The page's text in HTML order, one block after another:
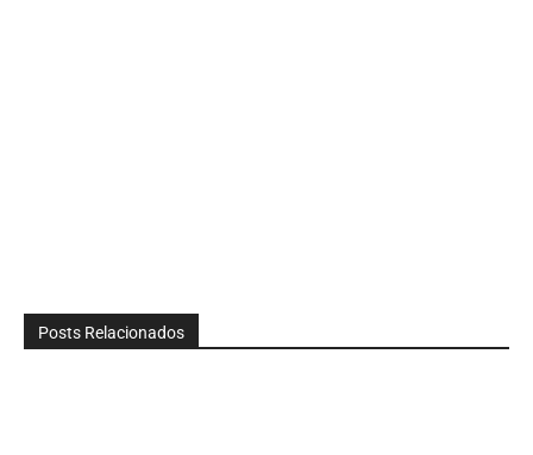
Posts Relacionados